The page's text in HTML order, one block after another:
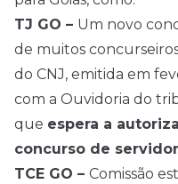
TJ GO – Um novo
de muitos
do CNJ, emitida em
com a Ouvidoria do
que espera a
concurso de
TCE GO – Comissão